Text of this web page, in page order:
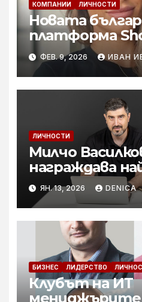
КОМПАНИИ ЛИЧНОСТИ
Новата
платформа
спестява
удобство с
ФЕВ. 9, 2026 ИВАН
ЛИЧНОСТИ
Милчо
награждава
най-добре
продукт
ЯН. 13, 2026 DENICA
БИЗНЕС ЛИДЕРСТВО
Клубът на ИТ
мениджърите